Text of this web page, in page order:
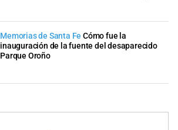
Memorias de Santa Fe Cómo fue la
inauguración de la fuente del desaparecido
Parque Oroño